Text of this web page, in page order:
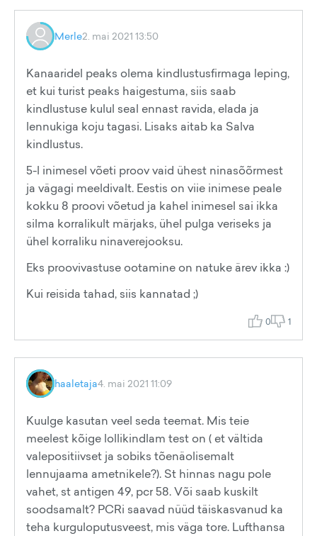
Merle2. mai 2021 13:50
Kanaaridel peaks olema kindlustusfirmaga leping,
et kui turist peaks haigestuma, siis saab
kindlustuse kulul seal ennast ravida, elada ja
lennukiga koju tagasi. Lisaks aitab ka Salva
kindlustus.
5-l inimesel võeti proov vaid ühest ninasõõrmest
ja vägagi meeldivalt. Eestis on viie inimese peale
kokku 8 proovi võetud ja kahel inimesel sai ikka
silma korralikult märjaks, ühel pulga veriseks ja
ühel korraliku ninaverejooksu.
Eks proovivastuse ootamine on natuke ärev ikka :)
Kui reisida tahad, siis kannatad ;)
0 1
haaletaja4. mai 2021 11:09
Kuulge kasutan veel seda teemat. Mis teie
meelest kõige lollikindlam test on ( et vältida
valepositiivset ja sobiks tõenäolisemalt
lennujaama ametnikele?). St hinnas nagu pole
vahet, st antigen 49, pcr 58. Või saab kuskilt
soodsamalt? PCRi saavad nüüd täiskasvanud ka
teha kurguloputusveest, mis väga tore. Lufthansa